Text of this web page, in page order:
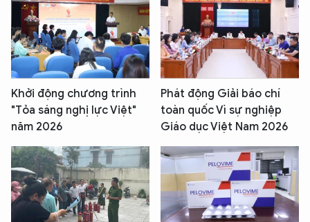
Khởi động chương trình
"Tỏa sáng nghị lực Việt"
năm 2026
Phát động Giải báo chí
toàn quốc Vì sự nghiệp
Giáo dục Việt Nam 2026